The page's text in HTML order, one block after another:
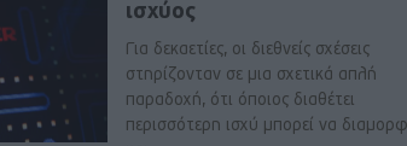
ισχύος
Για δεκαετίες, οι διεθνείς σχέσεις
στηρίζονταν σε μια σχετικά απλή
παραδοχή, ότι όποιος διαθέτει
περισσότερη ισχύ μπορεί να